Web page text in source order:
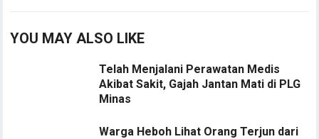
YOU MAY ALSO LIKE
Telah Menjalani Perawatan Medis
Akibat Sakit, Gajah Jantan Mati di PLG
Minas
Warga Heboh Lihat Orang Terjun dari